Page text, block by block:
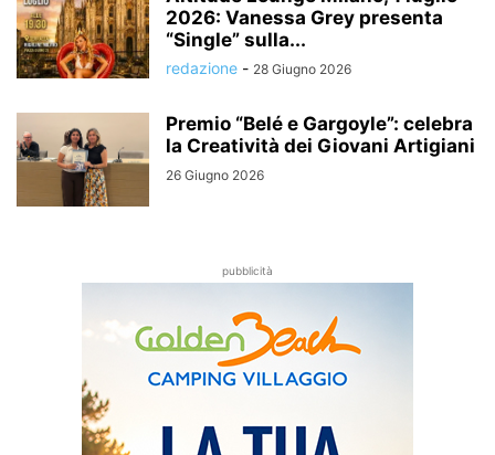
2026: Vanessa Grey presenta
“Single” sulla...
redazione - 28 Giugno 2026
Premio “Belé e Gargoyle”: celebra
la Creatività dei Giovani Artigiani
26 Giugno 2026
pubblicità